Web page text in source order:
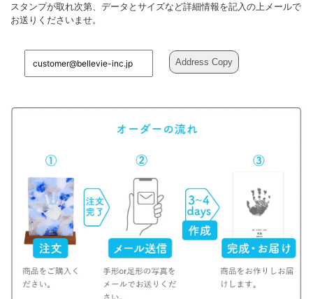
スタンプが取れ次第、データとサイズなど詳細情報を記入の上メールで
お送りくださいませ。
Address Copy